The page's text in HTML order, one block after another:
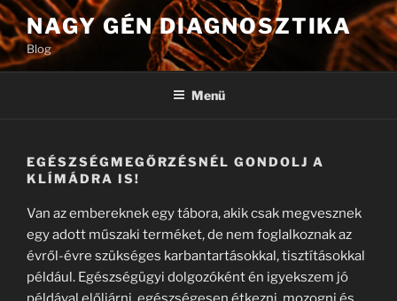
Tartalomhoz
NAGY GÉN DIAGNOSZTIKA
Blog
Menü
EGÉSZSÉGMEGŐRZÉSNÉL GONDOLJ A
KLÍMÁDRA IS!
Van az embereknek egy tábora, akik csak megvesznek
egy adott műszaki terméket, de nem foglalkoznak az
évről-évre szükséges karbantartásokkal, tisztításokkal
például. Egészségügyi dolgozóként én igyekszem jó